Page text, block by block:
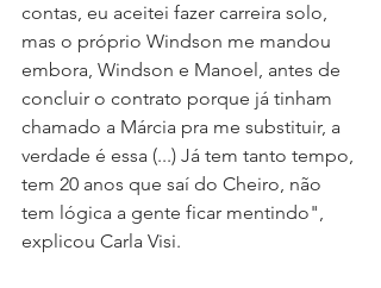
contas, eu aceitei fazer carreira solo,
mas o próprio Windson me mandou
embora, Windson e Manoel, antes de
concluir o contrato porque já tinham
chamado a Márcia pra me substituir, a
verdade é essa (...) Já tem tanto tempo,
tem 20 anos que saí do Cheiro, não
tem lógica a gente ficar mentindo",
explicou Carla Visi.